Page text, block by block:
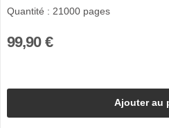
Quantité : 21000 pages
99,90 €
Ajouter au